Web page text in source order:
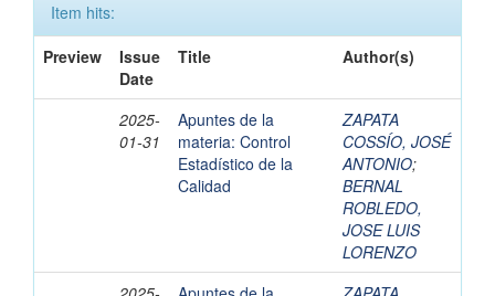
Item hits:
Preview
Issue
Date
Title Author(s)
2025-
01-31
Apuntes de la
materia: Control
Estadístico de la
Calidad
ZAPATA
COSSÍO, JOSÉ
ANTONIO;
BERNAL
ROBLEDO,
JOSE LUIS
LORENZO